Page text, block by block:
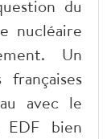
du
nucléaire
Un
avec le
EDF bien